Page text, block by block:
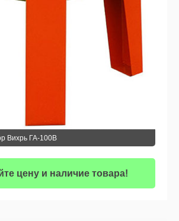
Вихрь ГА-100В
цену и наличие товара!